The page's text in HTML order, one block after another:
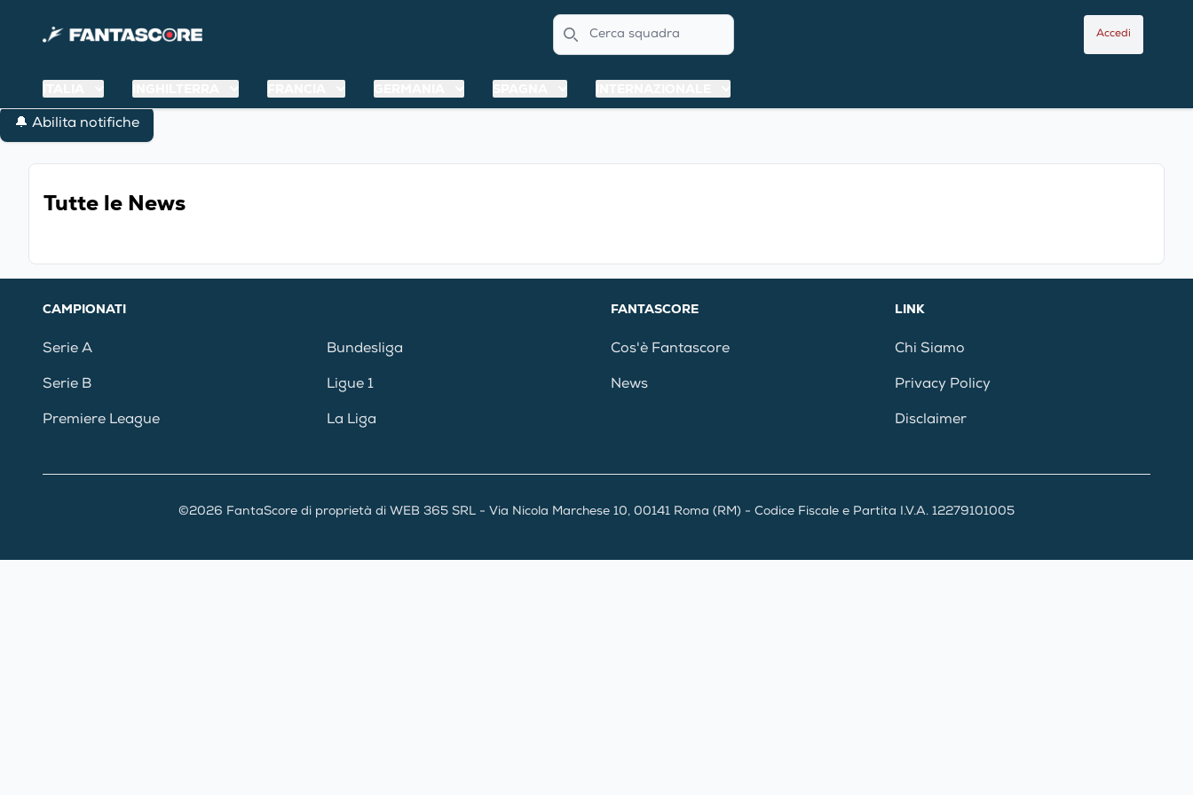
Search
Accedi
🔔 Abilita notifiche
Tutte le News
CAMPIONATI
Serie A
Serie B
Premiere League
Bundesliga
Ligue 1
La Liga
FANTASCORE
Cos'è Fantascore
News
LINK
Chi Siamo
Privacy Policy
Disclaimer
©2026 FantaScore di proprietà di WEB 365 SRL - Via Nicola Marchese 10, 00141 Roma (RM) - Codice Fiscale e Partita I.V.A. 12279101005